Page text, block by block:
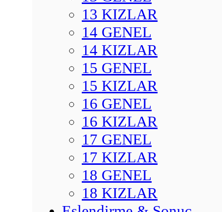
13 KIZLAR
14 GENEL
14 KIZLAR
15 GENEL
15 KIZLAR
16 GENEL
16 KIZLAR
17 GENEL
17 KIZLAR
18 GENEL
18 KIZLAR